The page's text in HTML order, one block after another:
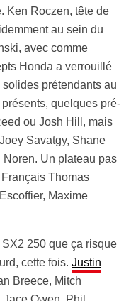
Ken Roczen, tête de
au sein du
avec comme
Honda a verrouillé
prétendants au
quelques pré-
ou Josh Hill, mais
Savatgy, Shane
Noren. Un plateau pas
Thomas
Maxime
SX2 250 que ça risque
cette fois. Justin
Breece, Mitch